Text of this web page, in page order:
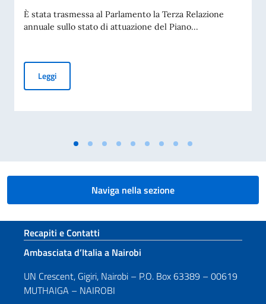
È stata trasmessa al Parlamento la Terza Relazione
annuale sullo stato di attuazione del Piano...
LeggiPiano Mattei per l’Africa, trasmessa al Parlamento la
Naviga nella sezione
Sezione footer
Recapiti e Contatti
Ambasciata d’Italia a Nairobi
UN Crescent, Gigiri, Nairobi – P.O. Box 63389 – 00619
MUTHAIGA – NAIROBI